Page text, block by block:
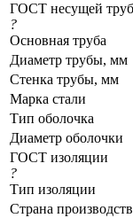
ГОСТ несущей
?
Основная труба
Диаметр трубы, мм
Стенка трубы, мм
Марка стали
Тип оболочка
Диаметр оболочки
ГОСТ изоляции
?
Тип изоляции
Страна